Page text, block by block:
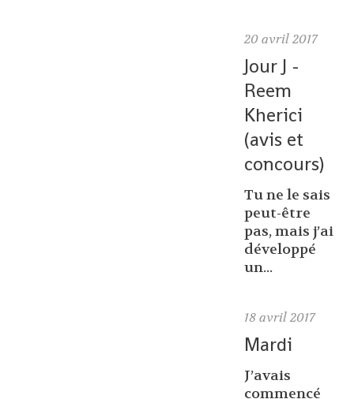
20 avril 2017
Jour J -
Reem
Kherici
(avis et
concours)
Tu ne le sais
peut-être
pas, mais j’ai
développé
un...
18 avril 2017
Mardi
J’avais
commencé